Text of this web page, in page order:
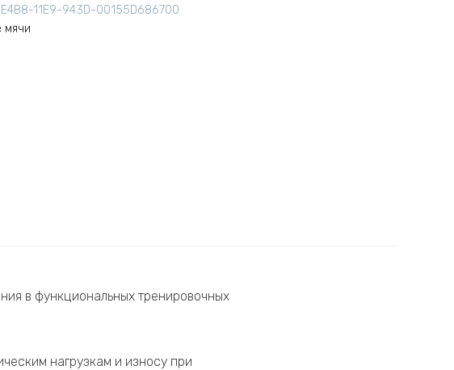
11E9-943D-00155D686700
мячи
в функциональных тренировочных
нагрузкам и износу при